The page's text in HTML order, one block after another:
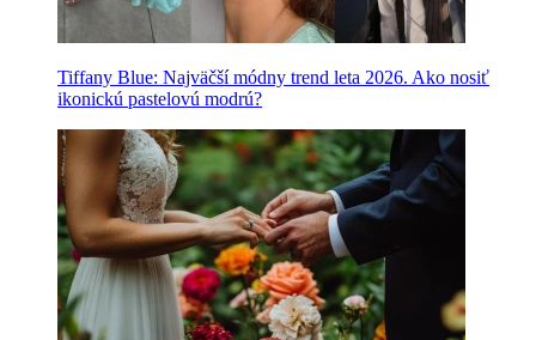
Tiffany Blue: Najväčší módny trend leta 2026. Ako nosiť
ikonickú pastelovú modrú?